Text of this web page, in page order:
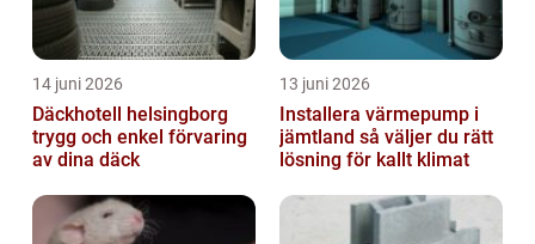
14 juni 2026
Däckhotell helsingborg
trygg och enkel förvaring
av dina däck
13 juni 2026
Installera värmepump i
jämtland så väljer du rätt
lösning för kallt klimat